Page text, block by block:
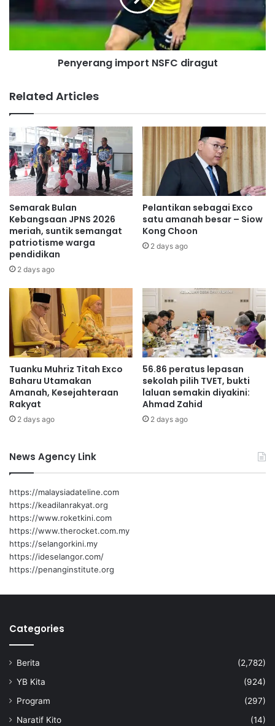
'
n
d
e
a
m
'
k
e
t
i
k
a
b
n
c
a
n
a
r
a
g
o
r
t
N
S
F
C
d
i
r
a
g
u
t
Penyerang import NSFC diragut
Related Articles
Semarak Bulan
Kebangsaan JPNS 2026
meriah, suntik semangat
patriotisme warga
pendidikan
2 days ago
Pelantikan sebagai Exco
satu amanah besar – Siow
Kong Choon
2 days ago
Tuanku Muhriz Titah Exco
Baharu Utamakan
Amanah, Kesejahteraan
Rakyat
2 days ago
56.86 peratus lepasan
sekolah pilih TVET, bukti
laluan semakin diyakini:
Ahmad Zahid
2 days ago
News Agency Link
https://malaysiadateline.com
https://keadilanrakyat.org
https://www.roketkini.com
https://www.therocket.com.my
https://selangorkini.my
https://ideselangor.com/
https://penanginstitute.org
Categories
Berita
(2,782)
YB Kita
(924)
Program
(297)
Naratif Kito
(14)